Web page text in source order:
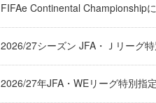
FIFAe Continental Championship
2026/27シーズン JFA・Ｊリーグ
2026/27年JFA・WEリーグ特別指